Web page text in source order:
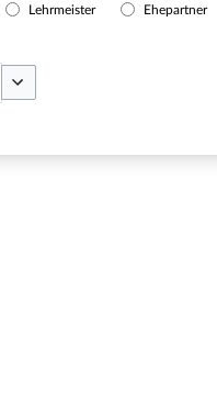
Lehrmeister
Ehepartner
Optionen umschalten